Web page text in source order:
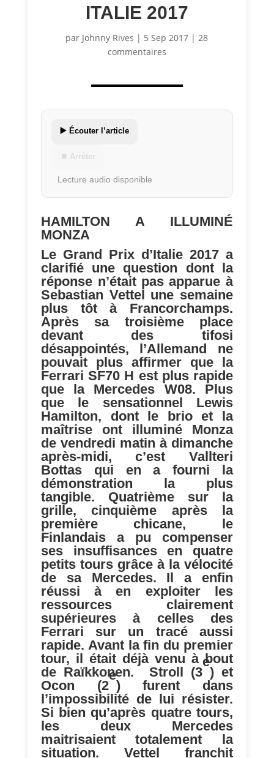
ITALIE 2017
par Johnny Rives | 5 Sep 2017 |28
commentaires
▶️ Écouter l’article
⏹ Arrêter
Lecture audio disponible
HAMILTON A ILLUMINÉ
MONZA
Le Grand Prix d’Italie 2017 a
clarifié une question dont la
réponse n’était pas apparue à
Sebastian Vettel une semaine
plus tôt à Francorchamps.
Après sa troisième place
devant des tifosi
désappointés, l’Allemand ne
pouvait plus affirmer que la
Ferrari SF70 H est plus rapide
que la Mercedes W08. Plus
que le sensationnel Lewis
Hamilton, dont le brio et la
maîtrise ont illuminé Monza
de vendredi matin à dimanche
après-midi, c’est Vallteri
Bottas qui en a fourni la
démonstration la plus
tangible. Quatrième sur la
grille, cinquième après la
première chicane, le
Finlandais a pu compenser
ses insuffisances en quatre
petits tours grâce à la vélocité
de sa Mercedes. Il a enfin
réussi à en exploiter les
ressources clairement
supérieures à celles des
Ferrari sur un tracé aussi
rapide. Avant la fin du premier
tour, il était déjà venu à bout
de Raïkkonen. Stroll (3
e
) et
Ocon (2
e
) furent dans
l’impossibilité de lui résister.
Si bien qu’après quatre tours,
les deux Mercedes
maitrisaient totalement la
situation. Vettel franchit